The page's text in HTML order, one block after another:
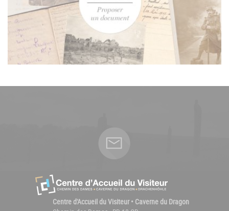
Centre d'Accueil du Visiteur • Caverne du Dragon